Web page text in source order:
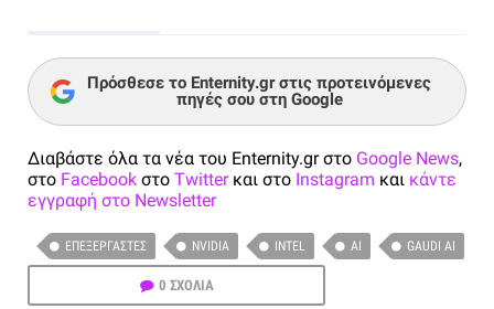
Πρόσθεσε το Enternity.gr στις προτεινόμενες
πηγές σου στη Google
Διαβάστε όλα τα νέα του Enternity.gr στο Google News,
στο Facebook στο Twitterκαι στο Instagram και κάντε
εγγραφή στο Newsletter
ΕΠΕΞΕΡΓΑΣΤΈΣ NVIDIA INTEL AI GAUDI AI
0 ΣΧΟΛΙΑ